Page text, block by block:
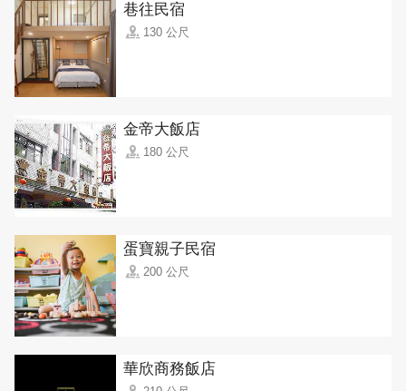
巷往民宿
130 公尺
金帝大飯店
180 公尺
蛋寶親子民宿
200 公尺
華欣商務飯店